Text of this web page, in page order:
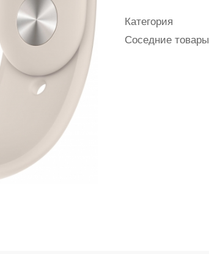
Категория
Соседние товары